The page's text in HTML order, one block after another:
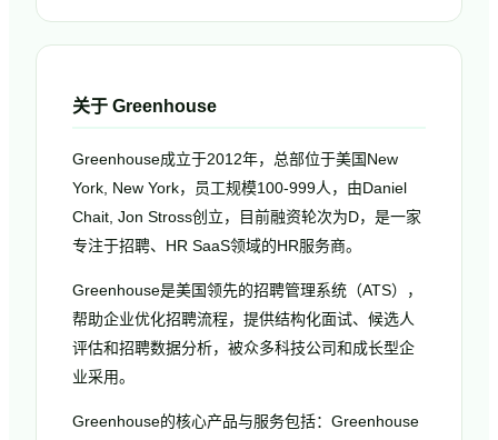
关于 Greenhouse
Greenhouse成立于2012年，总部位于美国New
York, New York，员工规模100-999人，由Daniel
Chait, Jon Stross创立，目前融资轮次为D，是一家
专注于招聘、HR SaaS领域的HR服务商。
Greenhouse是美国领先的招聘管理系统（ATS），
帮助企业优化招聘流程，提供结构化面试、候选人
评估和招聘数据分析，被众多科技公司和成长型企
业采用。
Greenhouse的核心产品与服务包括：Greenhouse